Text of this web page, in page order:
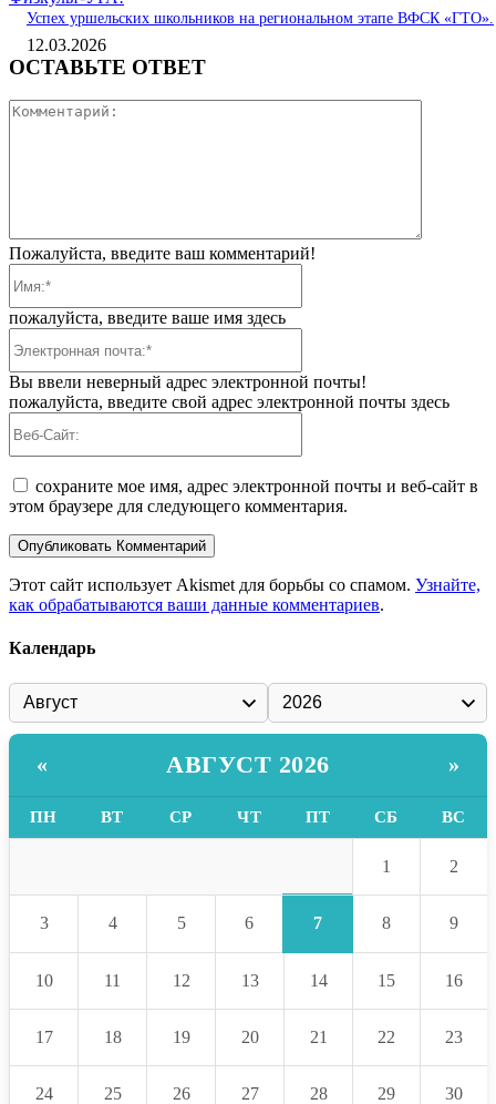
Успех уршельских школьников на региональном этапе ВФСК «ГТО».
12.03.2026
ОСТАВЬТЕ ОТВЕТ
Пожалуйста, введите ваш комментарий!
пожалуйста, введите ваше имя здесь
Вы ввели неверный адрес электронной почты!
пожалуйста, введите свой адрес электронной почты здесь
сохраните мое имя, адрес электронной почты и веб-сайт в
этом браузере для следующего комментария.
Этот сайт использует Akismet для борьбы со спамом. Узнайте,
как обрабатываются ваши данные комментариев.
Календарь
« АВГУСТ 2026 »
ПН ВТ СР ЧТ ПТ СБ ВС
1 2
3 4 5 6 7 8 9
10 11 12 13 14 15 16
17 18 19 20 21 22 23
24 25 26 27 28 29 30